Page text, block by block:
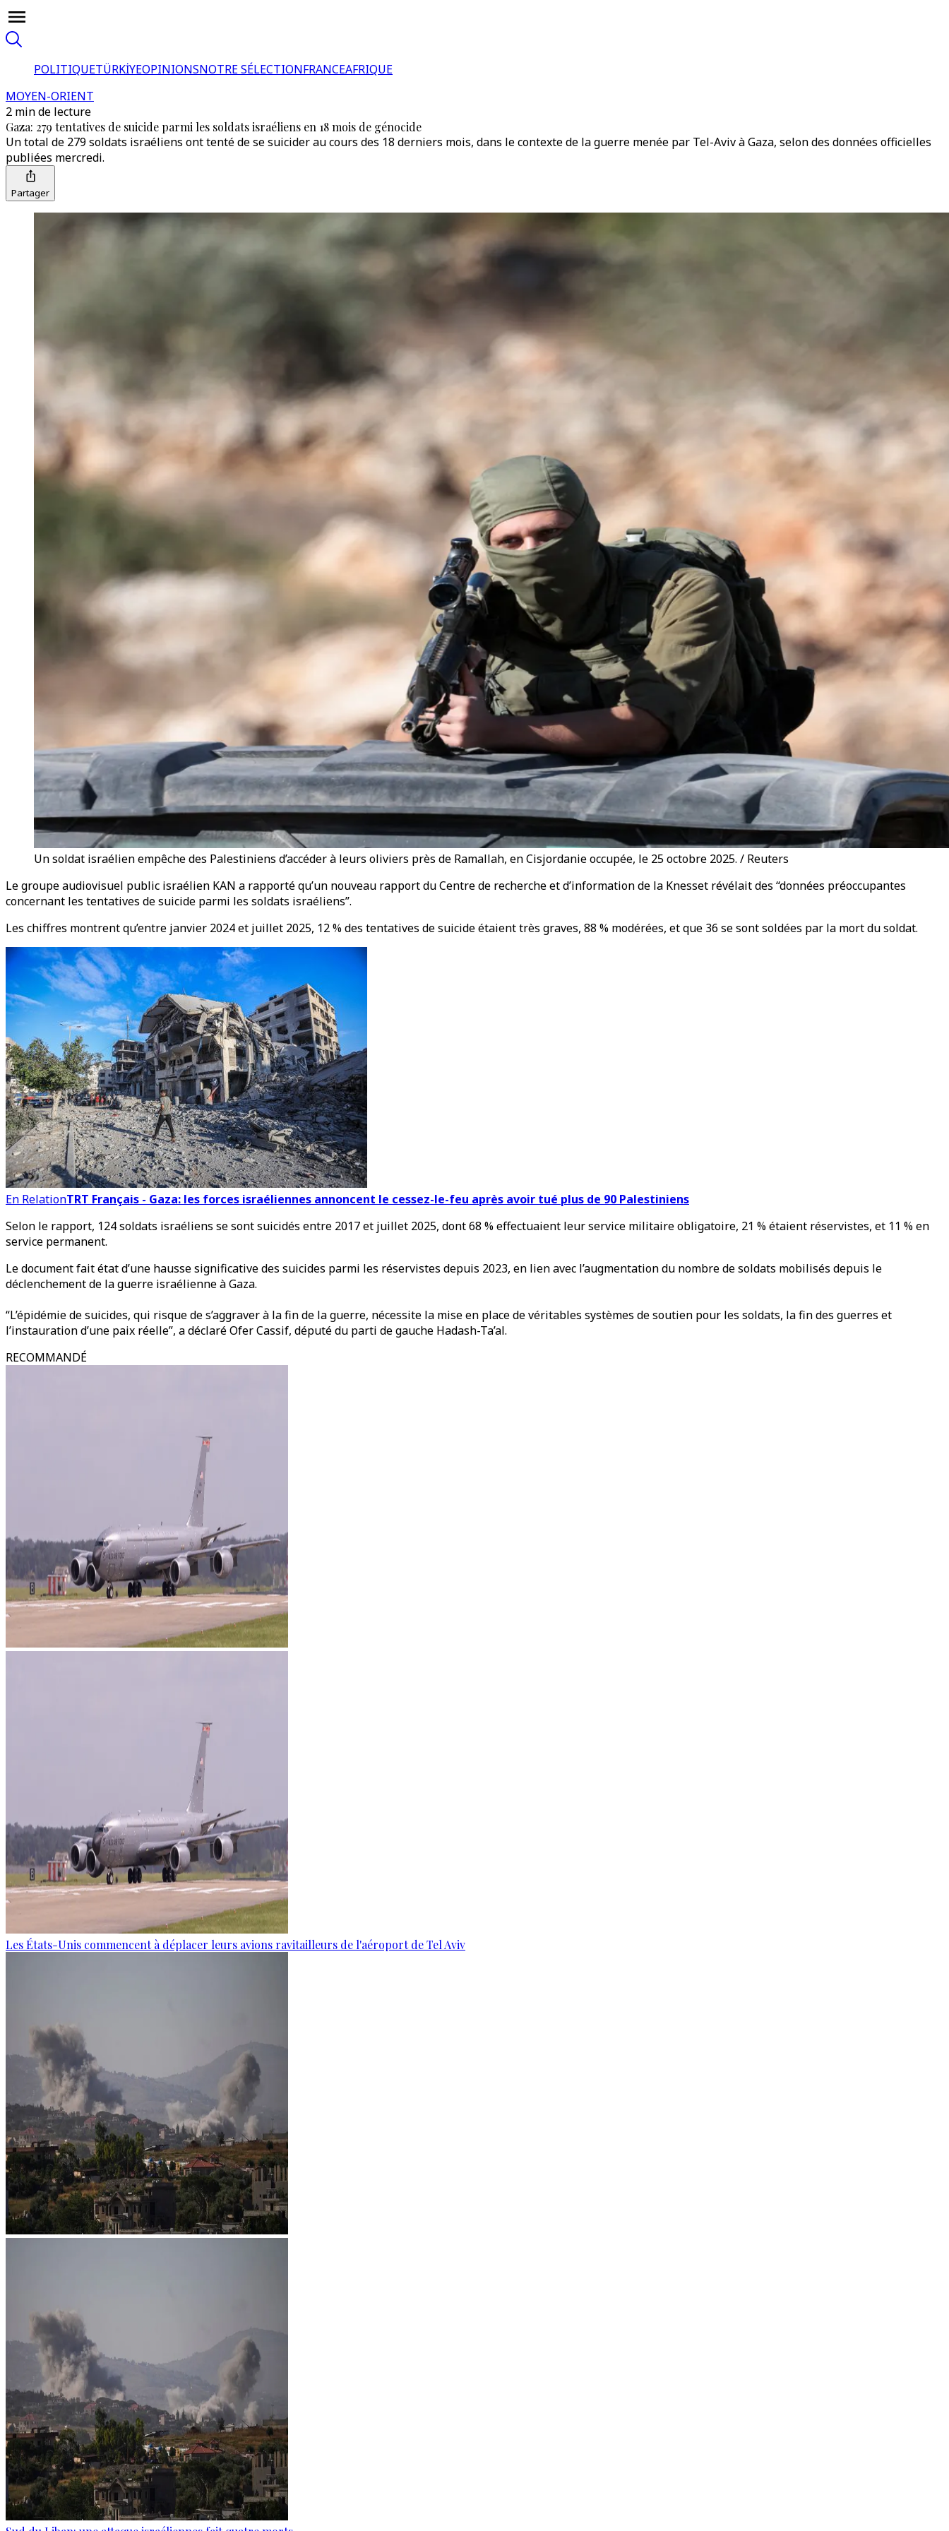
POLITIQUETÜRKİYEOPINIONSNOTRE SÉLECTIONFRANCEAFRIQUE
MOYEN-ORIENT
2 min de lecture
Gaza: 279 tentatives de suicide parmi les soldats israéliens en 18 mois de génocide
Un total de 279 soldats israéliens ont tenté de se suicider au cours des 18 derniers mois, dans le contexte de la guerre menée par Tel-Aviv à Gaza, selon des données officielles
publiées mercredi.
Partager
Un soldat israélien empêche des Palestiniens d’accéder à leurs oliviers près de Ramallah, en Cisjordanie occupée, le 25 octobre 2025. / Reuters
Le groupe audiovisuel public israélien KAN a rapporté qu’un nouveau rapport du Centre de recherche et d’information de la Knesset révélait des “données préoccupantes
concernant les tentatives de suicide parmi les soldats israéliens”.
Les chiffres montrent qu’entre janvier 2024 et juillet 2025, 12 % des tentatives de suicide étaient très graves, 88 % modérées, et que 36 se sont soldées par la mort du soldat.
En RelationTRT Français - Gaza: les forces israéliennes annoncent le cessez-le-feu après avoir tué plus de 90 Palestiniens
Selon le rapport, 124 soldats israéliens se sont suicidés entre 2017 et juillet 2025, dont 68 % effectuaient leur service militaire obligatoire, 21 % étaient réservistes, et 11 % en
service permanent.
Le document fait état d’une hausse significative des suicides parmi les réservistes depuis 2023, en lien avec l’augmentation du nombre de soldats mobilisés depuis le
déclenchement de la guerre israélienne à Gaza.
“L’épidémie de suicides, qui risque de s’aggraver à la fin de la guerre, nécessite la mise en place de véritables systèmes de soutien pour les soldats, la fin des guerres et
l’instauration d’une paix réelle”, a déclaré Ofer Cassif, député du parti de gauche Hadash-Ta’al.
RECOMMANDÉ
Les États-Unis commencent à déplacer leurs avions ravitailleurs de l'aéroport de Tel Aviv